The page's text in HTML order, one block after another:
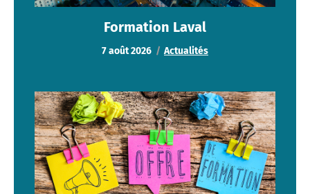
Formation Laval
7 août 2026 Actualités
Formation informatique Laval
Actualités